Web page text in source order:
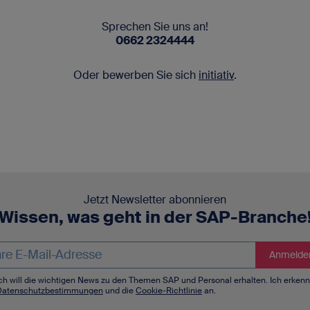
Sprechen Sie uns an!
0662 2324444
Oder bewerben Sie sich initiativ.
Jetzt Newsletter abonnieren
was geht in der SAP-
will die wichtigen News zu den Themen SAP und Personal erhalten. Ich
und dieCookie-Richtliniean.